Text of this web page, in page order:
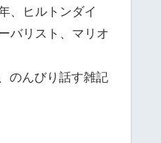
、ヒルトンダイ
バリスト、マリオ
のんびり話す雑記